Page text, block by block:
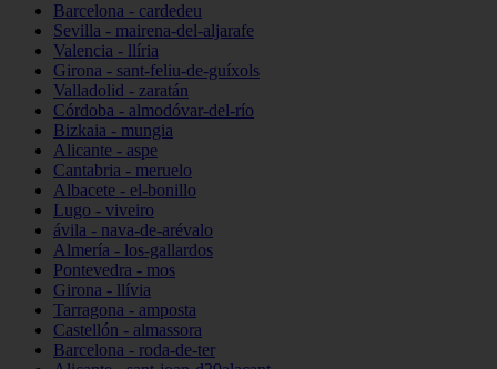
Barcelona - cardedeu
Sevilla - mairena-del-aljarafe
Valencia - llíria
Girona - sant-feliu-de-guíxols
Valladolid - zaratán
Córdoba - almodóvar-del-río
Bizkaia - mungia
Alicante - aspe
Cantabria - meruelo
Albacete - el-bonillo
Lugo - viveiro
ávila - nava-de-arévalo
Almería - los-gallardos
Pontevedra - mos
Girona - llívia
Tarragona - amposta
Castellón - almassora
Barcelona - roda-de-ter